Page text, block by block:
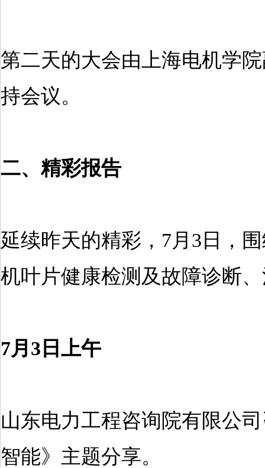
第二天的大会由上海电机学
持会议。
二、精彩报告
延续昨天的精彩，7月3日，
机叶片健康检测及故障诊断
7月3日上午
山东电力工程咨询院有限公
智能》主题分享。